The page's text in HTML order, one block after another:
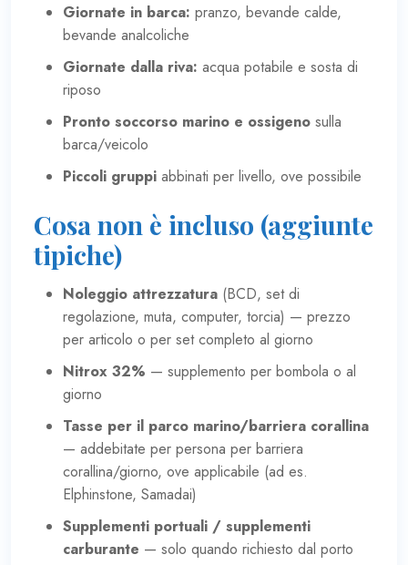
Giornate in barca: pranzo, bevande calde,
bevande analcoliche
Giornate dalla riva: acqua potabile e sosta di
riposo
Pronto soccorso marino e ossigeno sulla
barca/veicolo
Piccoli gruppi abbinati per livello, ove possibile
Cosa non è incluso (aggiunte
tipiche)
Noleggio attrezzatura (BCD, set di
regolazione, muta, computer, torcia) — prezzo
per articolo o per set completo al giorno
Nitrox 32% — supplemento per bombola o al
giorno
Tasse per il parco marino/barriera corallina
— addebitate per persona per barriera
corallina/giorno, ove applicabile (ad es.
Elphinstone, Samadai)
Supplementi portuali / supplementi
carburante — solo quando richiesto dal porto